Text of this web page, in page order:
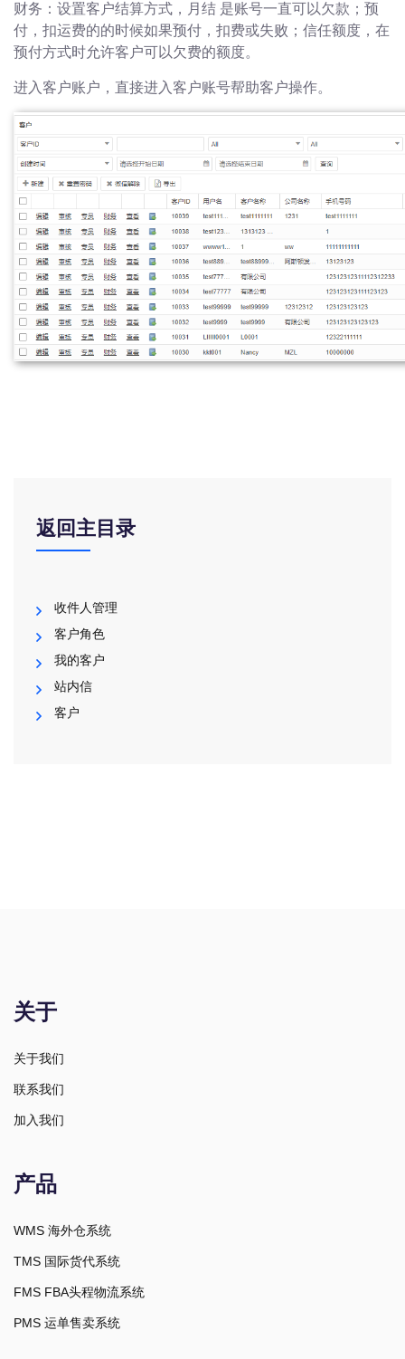
财务：设置客户结算方式，月结 是账号一直可以欠款；预
付，扣运费的的时候如果预付，扣费或失败；信任额度，在
预付方式时允许客户可以欠费的额度。
进入客户账户，直接进入客户账号帮助客户操作。
返回主目录
收件人管理
客户角色
我的客户
站内信
客户
关于
关于我们
联系我们
加入我们
产品
WMS 海外仓系统
TMS 国际货代系统
FMS FBA头程物流系统
PMS 运单售卖系统